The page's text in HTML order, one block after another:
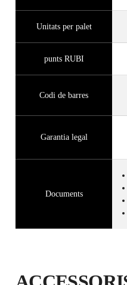
Unitats per palet
punts RUBI
Codi de barres
Garantia legal
Documents